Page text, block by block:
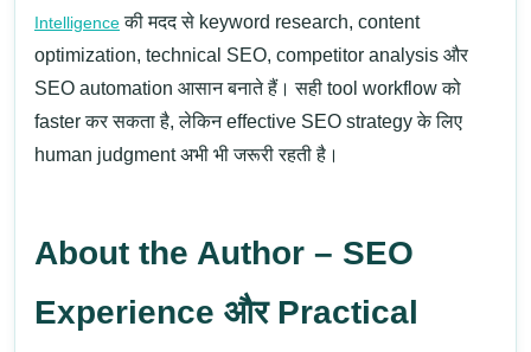
Intelligenceकी मदद से keyword research, content
optimization, technical SEO, competitor analysis और
SEO automation आसान बनाते हैं। सही tool workflow को
faster कर सकता है, लेकिन effective SEO strategy के लिए
human judgment अभी भी जरूरी रहती है।
About the Author – SEO
Experience और Practical